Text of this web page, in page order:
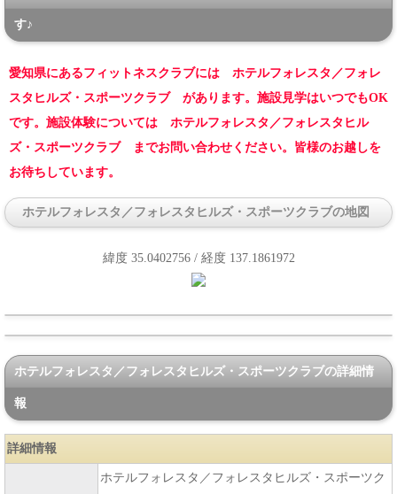
す♪
愛知県にあるフィットネスクラブには ホテルフォレスタ／フォレ
スタヒルズ・スポーツクラブ があります。施設見学はいつでもOK
です。施設体験については ホテルフォレスタ／フォレスタヒル
ズ・スポーツクラブ までお問い合わせください。皆様のお越しを
お待ちしています。
ホテルフォレスタ／フォレスタヒルズ・スポーツクラブの地図
緯度 35.0402756 / 経度 137.1861972
ホテルフォレスタ／フォレスタヒルズ・スポーツクラブの詳細情
報
詳細情報
ホテルフォレスタ／フォレスタヒルズ・スポーツク